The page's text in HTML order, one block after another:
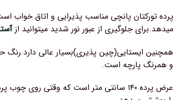
پرده تورکتان پانچی مناسب پذیرایی و اتاق خواب
میدهد.برای جلوگیری از عبور نور شدید میتوانید از
همچنین ایستایی(چین پذیری)بسیار عالی دارد.رنگ
و همرنگ پارچه است.